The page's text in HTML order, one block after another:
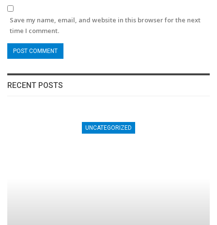
Save my name, email, and website in this browser for the next
time I comment.
RECENT POSTS
UNCATEGORIZED